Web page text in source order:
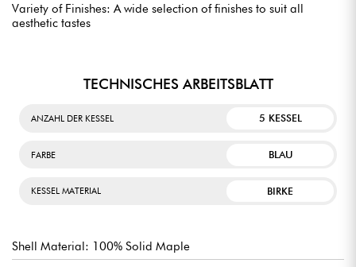
Variety of Finishes: A wide selection of finishes to suit all
aesthetic tastes
TECHNISCHES ARBEITSBLATT
ANZAHL DER KESSEL 5 KESSEL
FARBE BLAU
KESSEL MATERIAL BIRKE
Shell Material: 100% Solid Maple